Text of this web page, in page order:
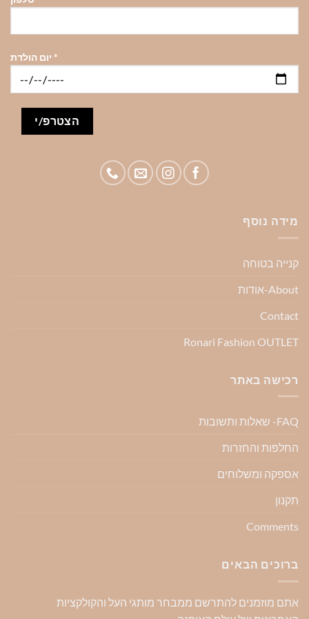
*
מידה נוסף
קנייה בטוחה
About-אודות
Contact
Ronari Fashion OUTLET
רכישה באתר
FAQ- שאלות ותשובות
החלפות והחזרות
אספקה ומשלוחים
תקנון
Comments
ברוכים הבאים
אתם מוזמנים להתרשם ממבחר מותגי העל והקולקציות